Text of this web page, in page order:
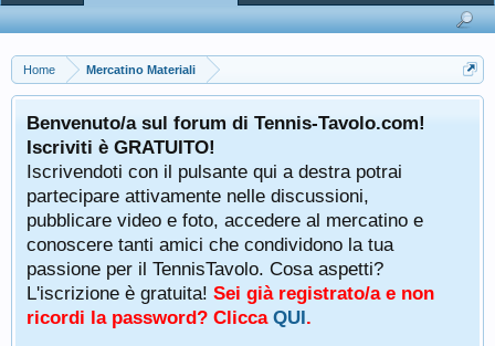
Home Mercatino Materiali
Benvenuto/a sul forum di Tennis-Tavolo.com!
Iscriviti è GRATUITO!
Iscrivendoti con il pulsante qui a destra potrai
partecipare attivamente nelle discussioni,
pubblicare video e foto, accedere al mercatino e
conoscere tanti amici che condividono la tua
passione per il TennisTavolo. Cosa aspetti?
L'iscrizione è gratuita! Sei già registrato/a e non
ricordi la password? Clicca QUI.